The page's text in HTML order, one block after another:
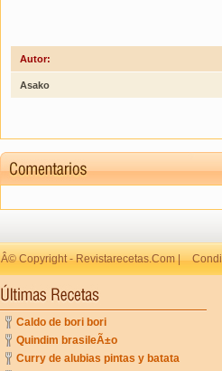
Autor:
Asako
Â© Copyright - Revistarecetas.Com |
Caldo de bori bori
Quindim brasileÃ±o
Curry de alubias pintas y batata